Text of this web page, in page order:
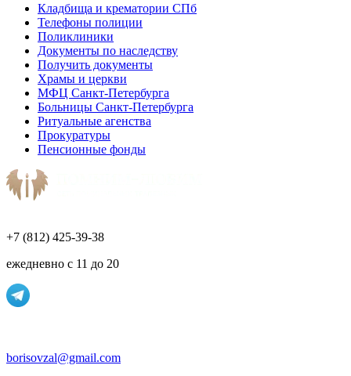
Кладбища и крематории СПб
Телефоны полиции
Поликлиники
Документы по наследству
Получить документы
Храмы и церкви
МФЦ Санкт-Петербурга
Больницы Санкт-Петербурга
Ритуальные агенства
Прокуратуры
Пенсионные фонды
+7 (812) 425-39-38
ежедневно с 11 до 20
borisovzal@gmail.com